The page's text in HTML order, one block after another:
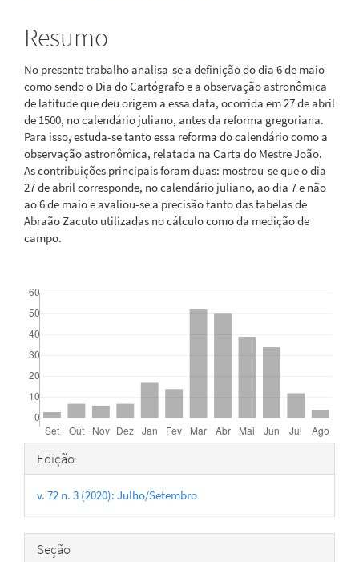
Resumo
No presente trabalho analisa-se a definição do dia 6 de maio
como sendo o Dia do Cartógrafo e a observação astronômica
de latitude que deu origem a essa data, ocorrida em 27 de abril
de 1500, no calendário juliano, antes da reforma gregoriana.
Para isso, estuda-se tanto essa reforma do calendário como a
observação astronômica, relatada na Carta do Mestre João.
As contribuições principais foram duas: mostrou-se que o dia
27 de abril corresponde, no calendário juliano, ao dia 7 e não
ao 6 de maio e avaliou-se a precisão tanto das tabelas de
Abraão Zacuto utilizadas no cálculo como da medição de
campo.
Detalhes
do
artigo
Edição
v. 72 n. 3 (2020): Julho/Setembro
Seção